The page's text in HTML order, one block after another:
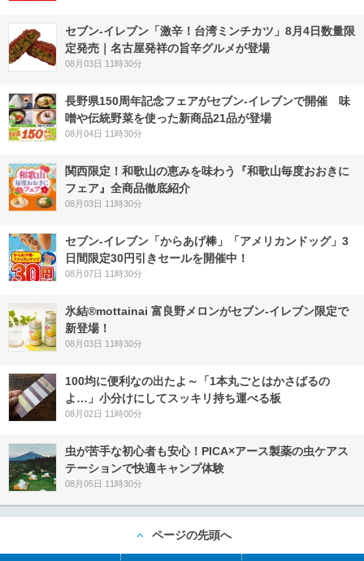
セブン-イレブン「激辛！台湾ミンチカツ」8月4日数量限
定発売｜名古屋発祥の旨辛グルメが登場
08月03日 11時30分
長野県150周年記念フェアがセブン-イレブンで開催 味
噌や伝統野菜を使った新商品21品が登場
08月04日 11時30分
関西限定！和歌山の恵みを味わう『和歌山毎度おおきに
フェア』全商品徹底紹介
08月03日 11時30分
セブン‐イレブン「からあげ棒」「アメリカンドッグ」3
日間限定30円引きセールを開催中！
08月07日 11時30分
氷結®mottainai 富良野メロンがセブン‐イレブン限定で
新登場！
08月03日 11時30分
100均に便利なの出たよ～「1本丸ごとはかさばるの
よ…」小分けにしてスッキリ持ち運べる板
08月02日 11時00分
虫が苦手な初心者も安心！PICA×アース製薬の虫ケアス
テーションで快適キャンプ体験
08月05日 11時30分
ページの先頭へ